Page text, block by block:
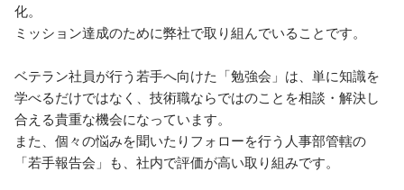
化。
ミッション達成のために弊社で取り組んでいることです。
ベテラン社員が行う若手へ向けた「勉強会」は、単に知識を
学べるだけではなく、技術職ならではのことを相談・解決し
合える貴重な機会になっています。
また、個々の悩みを聞いたりフォローを行う人事部管轄の
「若手報告会」も、社内で評価が高い取り組みです。